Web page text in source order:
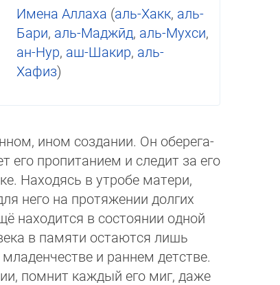
Имена Аллаха (аль-Хакк, аль-
Бари, аль-Маджӣд, аль-Мухси,
ан-Нур, аш-Шакир, аль-
Хафиз)
ином создании. Он обе­ре­га­
его пропитанием и сле­дит за его
Находясь в ут­ро­бе матери,
него на про­тя­же­нии долгих
находится в сос­то­янии одной
в памяти остают­ся лишь
и раннем дет­стве.
помнит каждый его миг, даже